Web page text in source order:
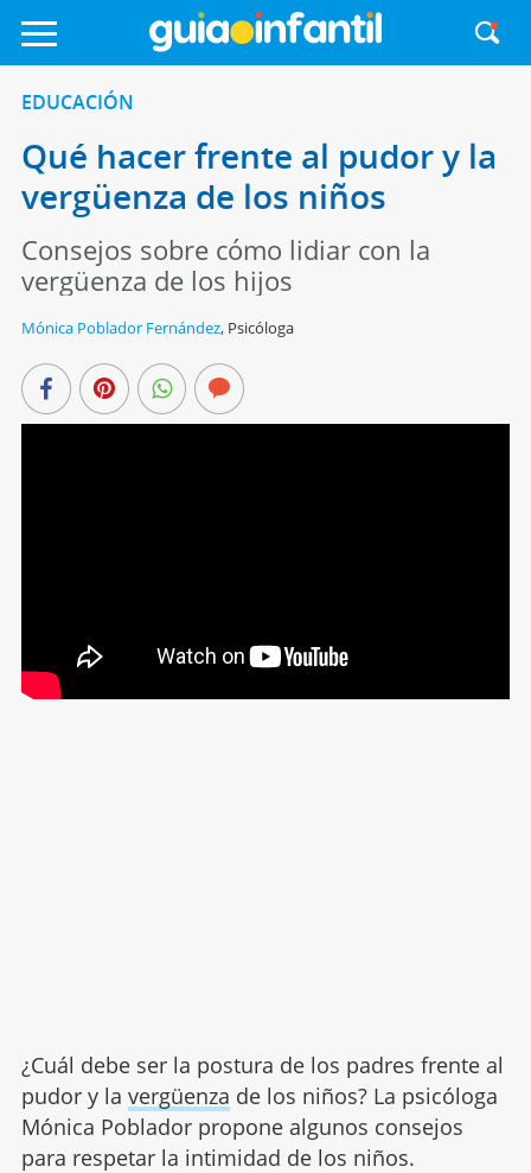
EDUCACIÓN
Qué hacer frente al pudor y la
vergüenza de los niños
Consejos sobre cómo lidiar con la
vergüenza de los hijos
Mónica Poblador Fernández, Psicóloga
¿Cuál debe ser la postura de los padres frente al
pudor y la vergüenza de los niños? La psicóloga
Mónica Poblador propone algunos consejos
para respetar la intimidad de los niños.